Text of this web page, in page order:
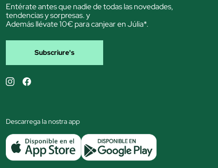
Entérate antes que nadie de todas las novedades,
tendencias y sorpresas. y
Además llévate 10€ para canjear en Júlia*.
Subscriure's
Descarrega la nostra app